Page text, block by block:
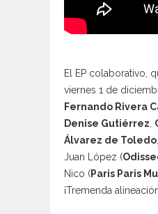
El EP colaborativo,
viernes 1 de
Fernando Rivera
Denise Gutiérrez
Álvarez de Toledo
Juan López (
Nico (Paris Paris
¡Tremenda